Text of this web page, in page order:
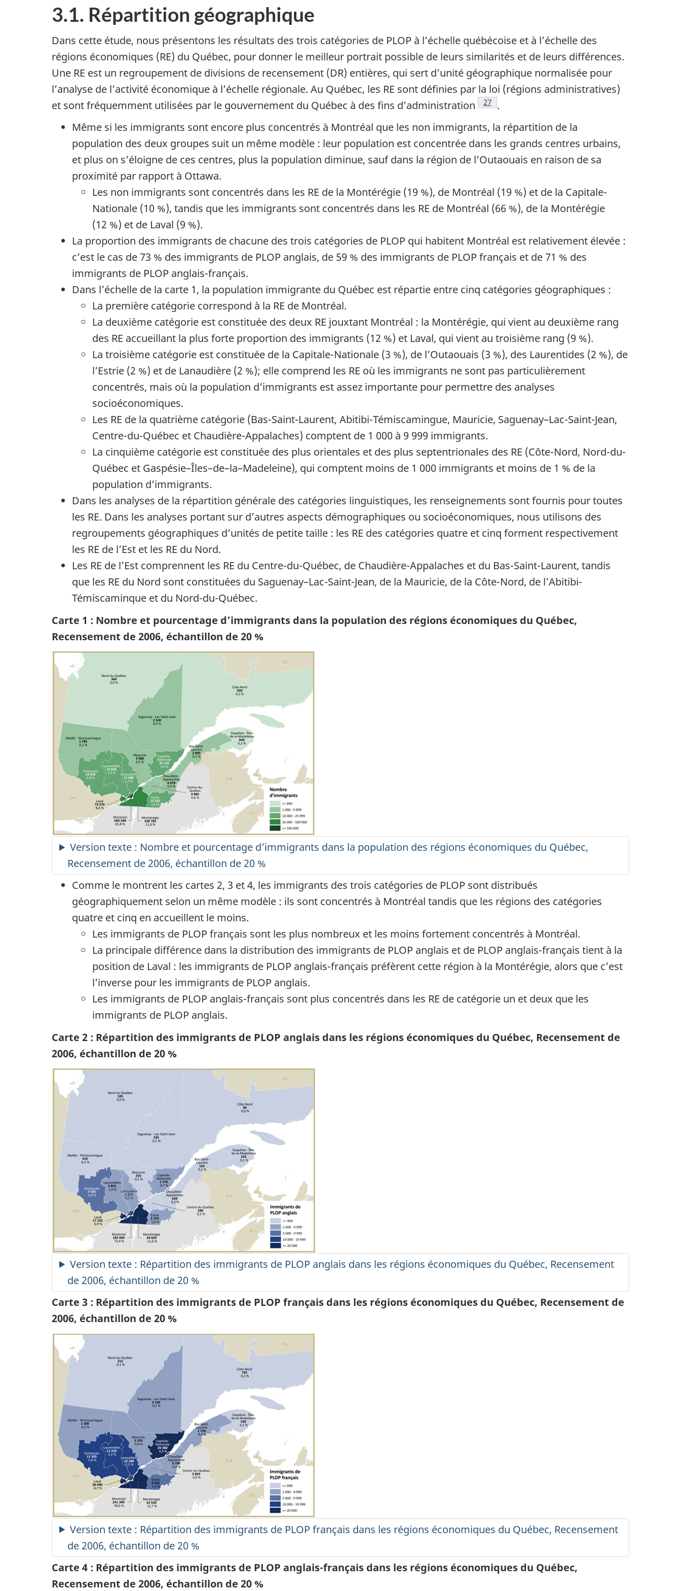
3.1. Répartition géographique
Dans cette étude, nous présentons les résultats des trois catégories de PLOP à l’échelle québécoise et à l’échelle des
régions économiques (RE) du Québec, pour donner le meilleur portrait possible de leurs similarités et de leurs différences.
Une RE est un regroupement de divisions de recensement (DR) entières, qui sert d’unité géographique normalisée pour
l’analyse de l’activité économique à l’échelle régionale. Au Québec, les RE sont définies par la loi (régions administratives)
et sont fréquemment utilisées par le gouvernement du Québec à des fins d’administration
Note de bas de page
27 .
Même si les immigrants sont encore plus concentrés à Montréal que les non immigrants, la répartition de la
population des deux groupes suit un même modèle : leur population est concentrée dans les grands centres urbains,
et plus on s’éloigne de ces centres, plus la population diminue, sauf dans la région de l’Outaouais en raison de sa
proximité par rapport à Ottawa.
Les non immigrants sont concentrés dans les RE de la Montérégie (19 %), de Montréal (19 %) et de la Capitale-
Nationale (10 %), tandis que les immigrants sont concentrés dans les RE de Montréal (66 %), de la Montérégie
(12 %) et de Laval (9 %).
La proportion des immigrants de chacune des trois catégories de PLOP qui habitent Montréal est relativement élevée :
c’est le cas de 73 % des immigrants de PLOP anglais, de 59 % des immigrants de PLOP français et de 71 % des
immigrants de PLOP anglais-français.
Dans l’échelle de la carte 1, la population immigrante du Québec est répartie entre cinq catégories géographiques :
La première catégorie correspond à la RE de Montréal.
La deuxième catégorie est constituée des deux RE jouxtant Montréal : la Montérégie, qui vient au deuxième rang
des RE accueillant la plus forte proportion des immigrants (12 %) et Laval, qui vient au troisième rang (9 %).
La troisième catégorie est constituée de la Capitale-Nationale (3 %), de l’Outaouais (3 %), des Laurentides (2 %), de
l’Estrie (2 %) et de Lanaudière (2 %); elle comprend les RE où les immigrants ne sont pas particulièrement
concentrés, mais où la population d’immigrants est assez importante pour permettre des analyses
socioéconomiques.
Les RE de la quatrième catégorie (Bas-Saint-Laurent, Abitibi-Témiscamingue, Mauricie, Saguenay–Lac-Saint-Jean,
Centre-du-Québec et Chaudière-Appalaches) comptent de 1 000 à 9 999 immigrants.
La cinquième catégorie est constituée des plus orientales et des plus septentrionales des RE (Côte-Nord, Nord-du-
Québec et Gaspésie–Îles–de–la–Madeleine), qui comptent moins de 1 000 immigrants et moins de 1 % de la
population d’immigrants.
Dans les analyses de la répartition générale des catégories linguistiques, les renseignements sont fournis pour toutes
les RE. Dans les analyses portant sur d’autres aspects démographiques ou socioéconomiques, nous utilisons des
regroupements géographiques d’unités de petite taille : les RE des catégories quatre et cinq forment respectivement
les RE de l’Est et les RE du Nord.
Les RE de l’Est comprennent les RE du Centre-du-Québec, de Chaudière-Appalaches et du Bas-Saint-Laurent, tandis
que les RE du Nord sont constituées du Saguenay–Lac-Saint-Jean, de la Mauricie, de la Côte-Nord, de l’Abitibi-
Témiscaminque et du Nord-du-Québec.
Carte 1 : Nombre et pourcentage d’immigrants dans la population des régions économiques du Québec,
Recensement de 2006, échantillon de 20 %
Version texte : Nombre et pourcentage d’immigrants dans la population des régions économiques du Québec,
Recensement de 2006, échantillon de 20 %
Comme le montrent les cartes 2, 3 et 4, les immigrants des trois catégories de PLOP sont distribués
géographiquement selon un même modèle : ils sont concentrés à Montréal tandis que les régions des catégories
quatre et cinq en accueillent le moins.
Les immigrants de PLOP français sont les plus nombreux et les moins fortement concentrés à Montréal.
La principale différence dans la distribution des immigrants de PLOP anglais et de PLOP anglais-français tient à la
position de Laval : les immigrants de PLOP anglais-français préfèrent cette région à la Montérégie, alors que c’est
l’inverse pour les immigrants de PLOP anglais.
Les immigrants de PLOP anglais-français sont plus concentrés dans les RE de catégorie un et deux que les
immigrants de PLOP anglais.
Carte 2 : Répartition des immigrants de PLOP anglais dans les régions économiques du Québec, Recensement de
2006, échantillon de 20 %
Version texte : Répartition des immigrants de PLOP anglais dans les régions économiques du Québec, Recensement
de 2006, échantillon de 20 %
Carte 3 : Répartition des immigrants de PLOP français dans les régions économiques du Québec, Recensement de
2006, échantillon de 20 %
Version texte : Répartition des immigrants de PLOP français dans les régions économiques du Québec, Recensement
de 2006, échantillon de 20 %
Carte 4 : Répartition des immigrants de PLOP anglais-français dans les régions économiques du Québec,
Recensement de 2006, échantillon de 20 %